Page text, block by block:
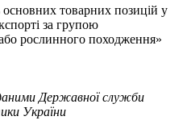
основних товарних позицій у
за групою
рослинного походження»
Державної служби
України